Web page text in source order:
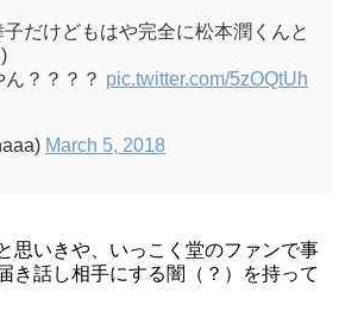
だけどもはや完全に松本潤くんと
？？？？ pic.twitter.com/5zOQtUh
March 5, 2018
思いきや、いっこく堂のファンで事
き話し相手にする闇（？）を持って